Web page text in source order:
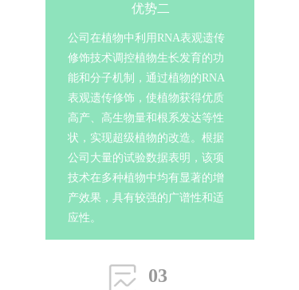
公司在植物中利用RNA表观遗传
修饰技术调控植物生长发育的功
能和分子机制，通过植物的RNA
表观遗传修饰，使植物获得优质
高产、高生物量和根系发达等性
状，实现超级植物的改造。根据
公司大量的试验数据表明，该项
技术在多种植物中均有显著的增
产效果，具有较强的广谱性和适
应性。
优势二
03